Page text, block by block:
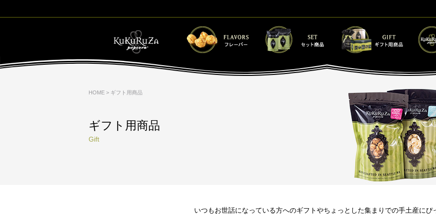
HOME > ギフト用商品
ギフト用商品
Gift
いつもお世話になっている方へのギフトやちょっとした集まりでの手土産にぴ